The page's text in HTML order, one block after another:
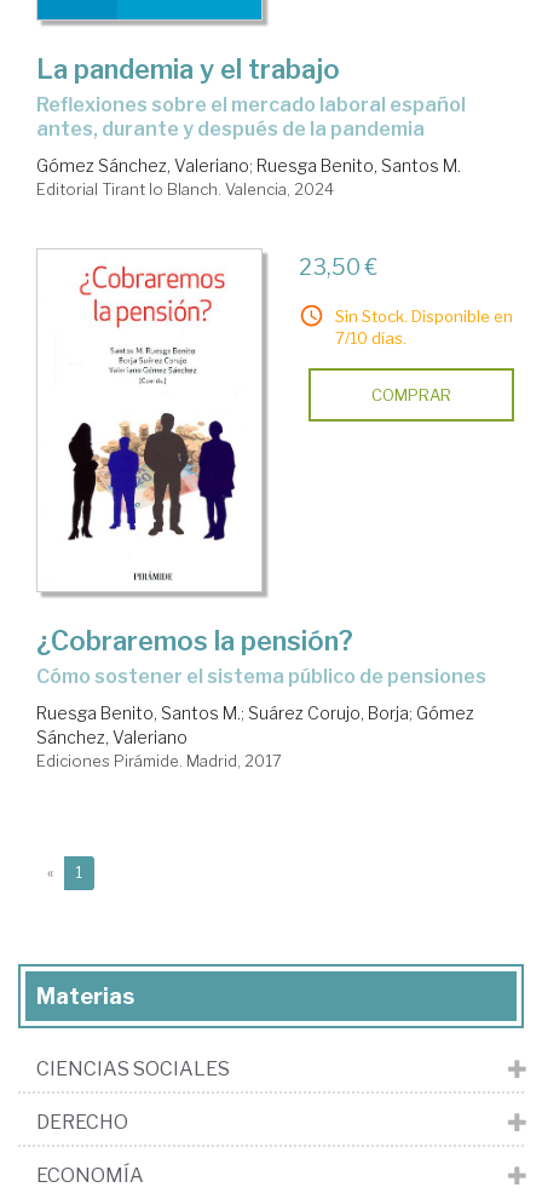
La pandemia y el trabajo
Reflexiones sobre el mercado laboral español
antes, durante y después de la pandemia
Gómez Sánchez, Valeriano; Ruesga Benito, Santos M.
Editorial Tirant lo Blanch. Valencia, 2024
23,50 €
Sin Stock. Disponible en
7/10 días.
COMPRAR
¿Cobraremos la pensión?
cómo sostener el sistema público de pensiones
Ruesga Benito, Santos M.; Suárez Corujo, Borja; Gómez
Sánchez, Valeriano
Ediciones Pirámide. Madrid, 2017
« 1
Materias
CIENCIAS SOCIALES
DERECHO
ECONOMÍA